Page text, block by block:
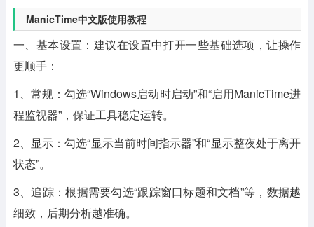
ManicTime中文版使用教程
一、基本设置：建议在设置中打开一些基础选项，让操作
更顺手：
1、常规：勾选“Windows启动时启动”和“启用ManicTime进
程监视器”，保证工具稳定运转。
2、显示：勾选“显示当前时间指示器”和“显示整夜处于离开
状态”。
3、追踪：根据需要勾选“跟踪窗口标题和文档”等，数据越
细致，后期分析越准确。